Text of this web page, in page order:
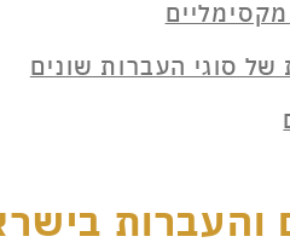
של סוגי העברות שונים
והעברות